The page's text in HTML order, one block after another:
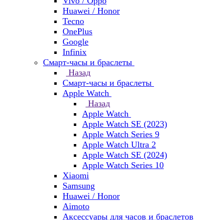
Huawei / Honor
Tecno
OnePlus
Google
Infinix
Смарт-часы и браслеты
Назад
Смарт-часы и браслеты
Apple Watch
Назад
Apple Watch
Apple Watch SE (2023)
Apple Watch Series 9
Apple Watch Ultra 2
Apple Watch SE (2024)
Apple Watch Series 10
Xiaomi
Samsung
Huawei / Honor
Aimoto
Аксессуары для часов и браслетов